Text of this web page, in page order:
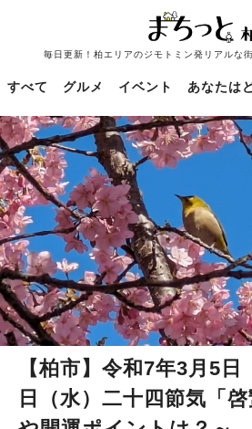
毎日更新！柏エリアのジモトミン発リアルな
すべて グルメ イベント あなたは
【柏市】令和7年3月5
日（水）二十四節気「